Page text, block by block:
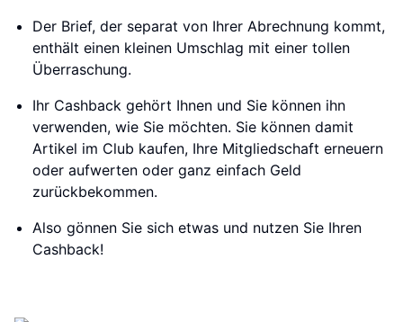
Der Brief, der separat von Ihrer Abrechnung kommt,
enthält einen kleinen Umschlag mit einer tollen
Überraschung.
Ihr Cashback gehört Ihnen und Sie können ihn
verwenden, wie Sie möchten. Sie können damit
Artikel im Club kaufen, Ihre Mitgliedschaft erneuern
oder aufwerten oder ganz einfach Geld
zurückbekommen.
Also gönnen Sie sich etwas und nutzen Sie Ihren
Cashback!